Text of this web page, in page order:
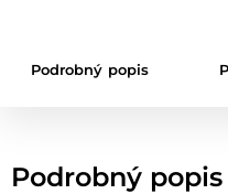
Podrobný popis
Podrobný popis